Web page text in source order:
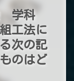
学科
工法に
次の記
のはど